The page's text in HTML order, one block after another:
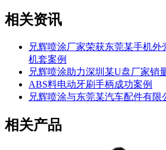
相关资讯
兄辉喷涂厂家荣获东莞某手机
机套案例
兄辉喷涂助力深圳某U盘厂家销
ABS料电动牙刷手柄成功案例
兄辉喷涂与东莞某汽车配件有限
相关产品